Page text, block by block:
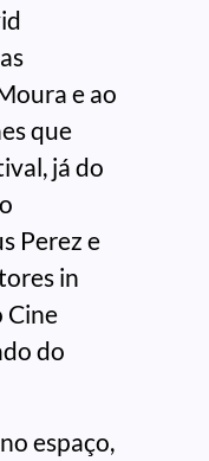
e ao
que
já do
Perez e
in
Cine
do
espaço,